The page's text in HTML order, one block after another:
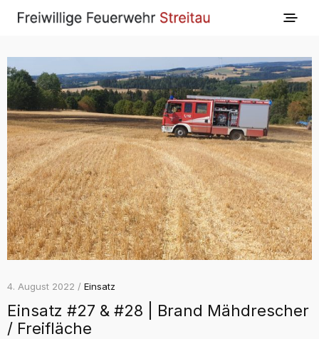
4. August 2022 / Einsatz
Einsatz #27 & #28 | Brand Mähdrescher
/ Freifläche